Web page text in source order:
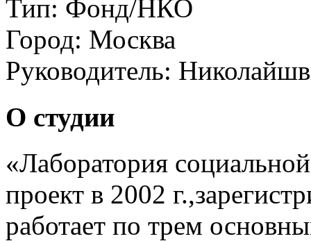
Тип: Фонд/НКО
Город: Москва
Руководитель:
О студии
«Лаборатория
проект в 2002
работает по трем